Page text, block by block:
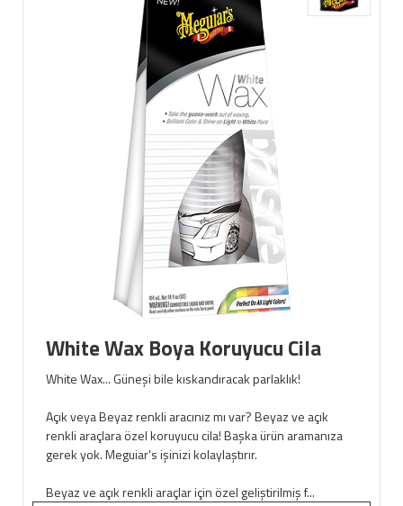
White Wax Boya Koruyucu Cila
White Wax... Güneşi bile kıskandıracak parlaklık!
Açık veya Beyaz renkli aracınız mı var? Beyaz ve açık
renkli araçlara özel koruyucu cila! Başka ürün aramanıza
gerek yok. Meguiar's işinizi kolaylaştırır.
Beyaz ve açık renkli araçlar için özel geliştirilmiş f...